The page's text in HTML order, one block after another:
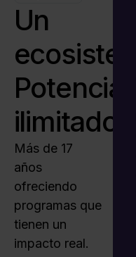
Un
Potencial
ilimitado.
Más de 17
años
ofreciendo
programas que
tienen un
impacto real.